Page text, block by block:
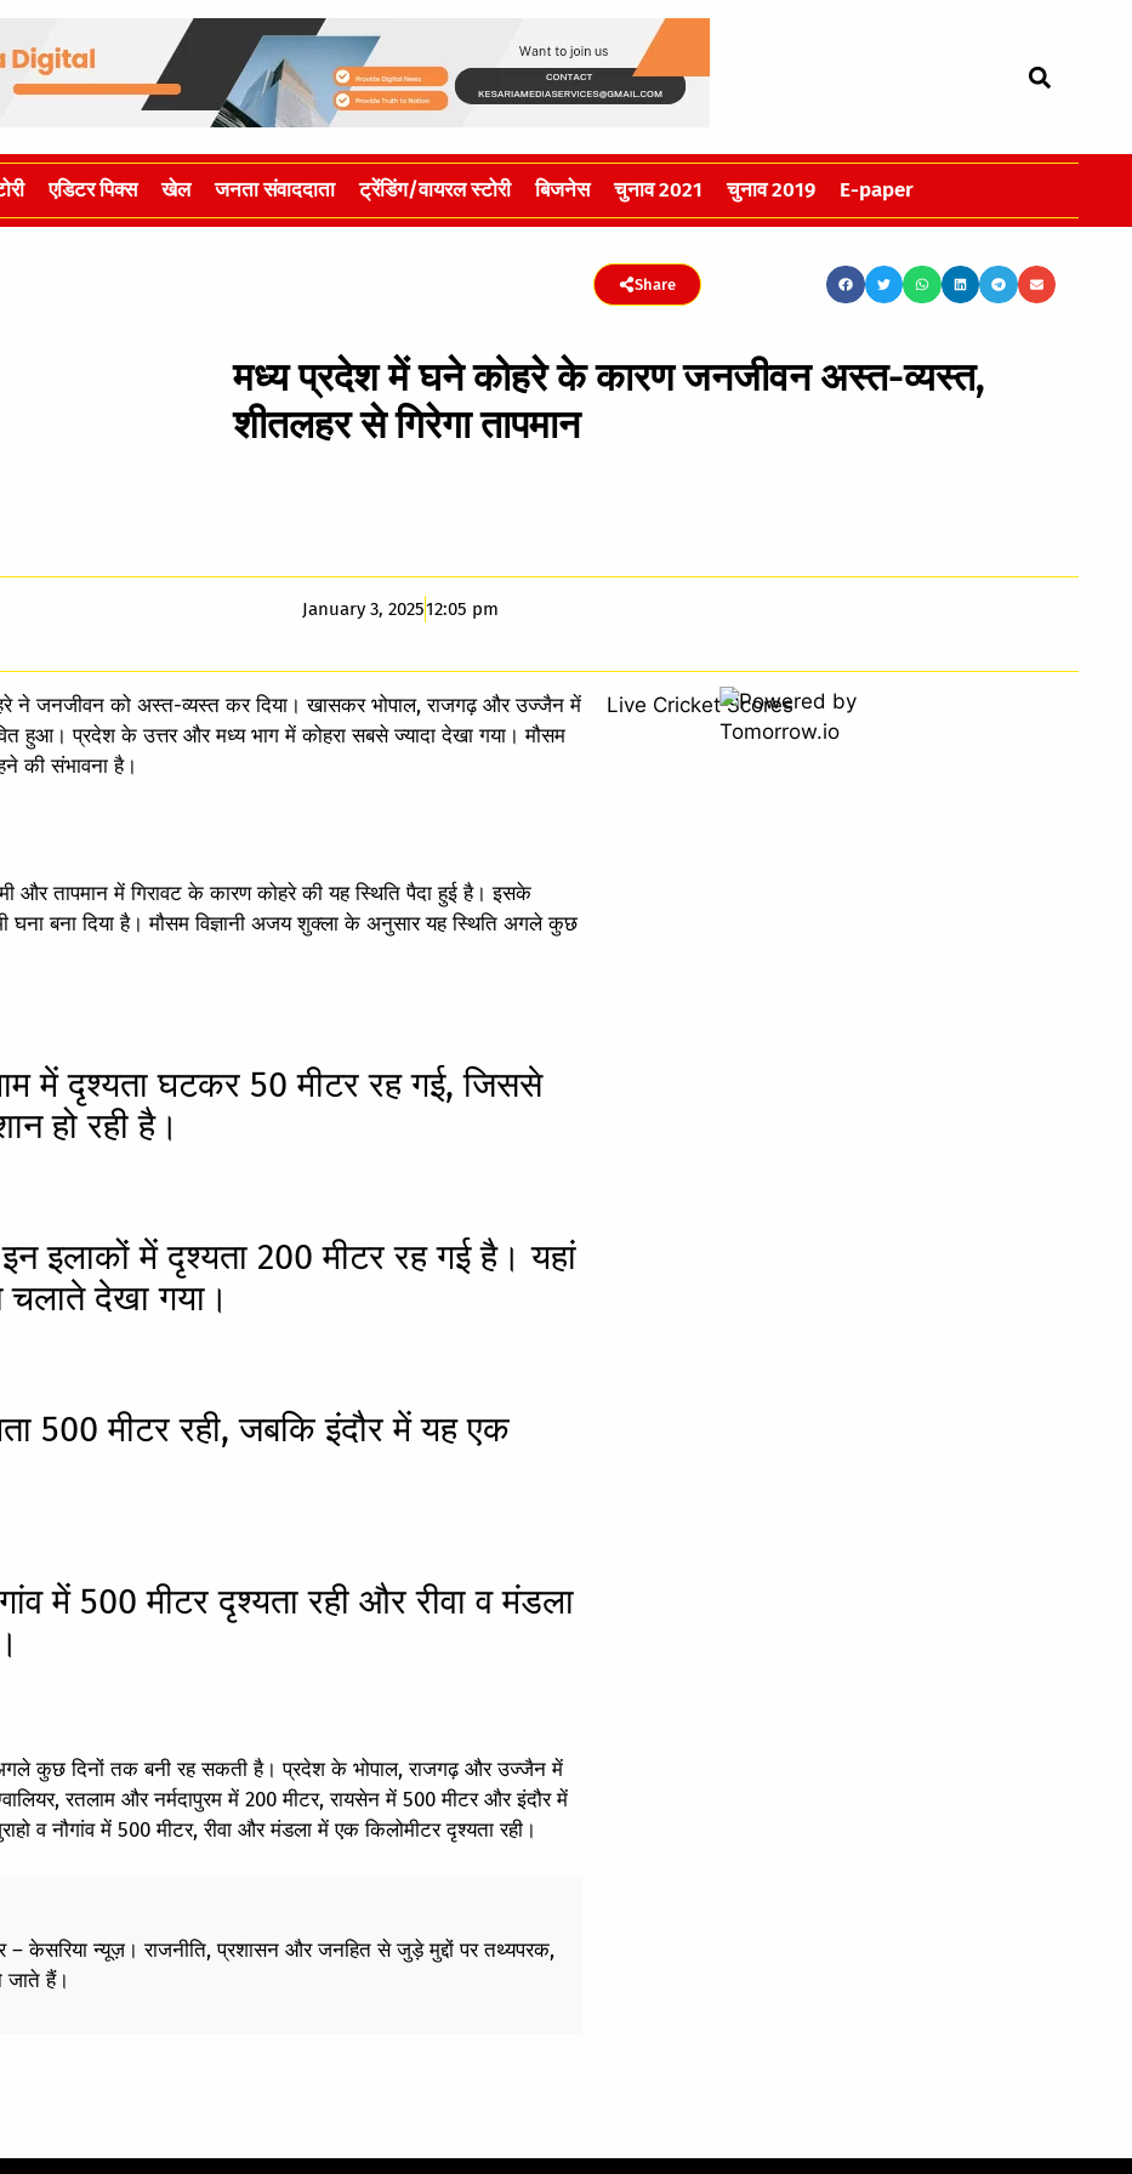
एडिटर पिक्स खेल जनता संवाददाता ट्रेंडिंग/वायरल स्टोरी बिजनेस चुनाव 2021 चुनाव 2019 E-paper
Share
मध्य प्रदेश में घने कोहरे के कारण जनजीवन अस्त-व्यस्त,
शीतलहर से गिरेगा तापमान
January 3, 202512:05 pm
ने जनजीवन को अस्त-व्यस्त कर दिया। खासकर भोपाल, राजगढ़ और उज्जैन में
हुआ। प्रदेश के उत्तर और मध्य भाग में कोहरा सबसे ज्यादा देखा गया। मौसम
की संभावना है।
और तापमान में गिरावट के कारण कोहरे की यह स्थिति पैदा हुई है। इसके
बना दिया है। मौसम विज्ञानी अजय शुक्ला के अनुसार यह स्थिति अगले कुछ
में दृश्यता घटकर 50 मीटर रह गई, जिससे
हो रही है।
इन इलाकों में दृश्यता 200 मीटर रह गई है। यहां
चलाते देखा गया।
500 मीटर रही, जबकि इंदौर में यह एक
में 500 मीटर दृश्यता रही और रीवा व मंडला
अगले कुछ दिनों तक बनी रह सकती है। प्रदेश के भोपाल, राजगढ़ और उज्जैन में
रतलाम और नर्मदापुरम में 200 मीटर, रायसेन में 500 मीटर और इंदौर में
व नौगांव में 500 मीटर, रीवा और मंडला में एक किलोमीटर दृश्यता रही।
– केसरिया न्यूज़। राजनीति, प्रशासन और जनहित से जुड़े मुद्दों पर तथ्यपरक,
जाते हैं।
Live Cricket Scores